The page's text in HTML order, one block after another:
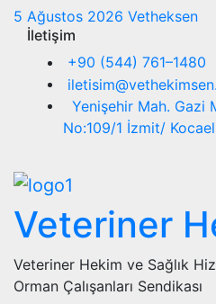
5 Ağustos 2026 Vetheksen
İletişim
+90 (544) 761–1480
Yenişehir Mah. Gazi
No:109/1 İzmit/
Veteriner
Veteriner Hekim ve Sağlık
Orman Çalışanları Sendikası